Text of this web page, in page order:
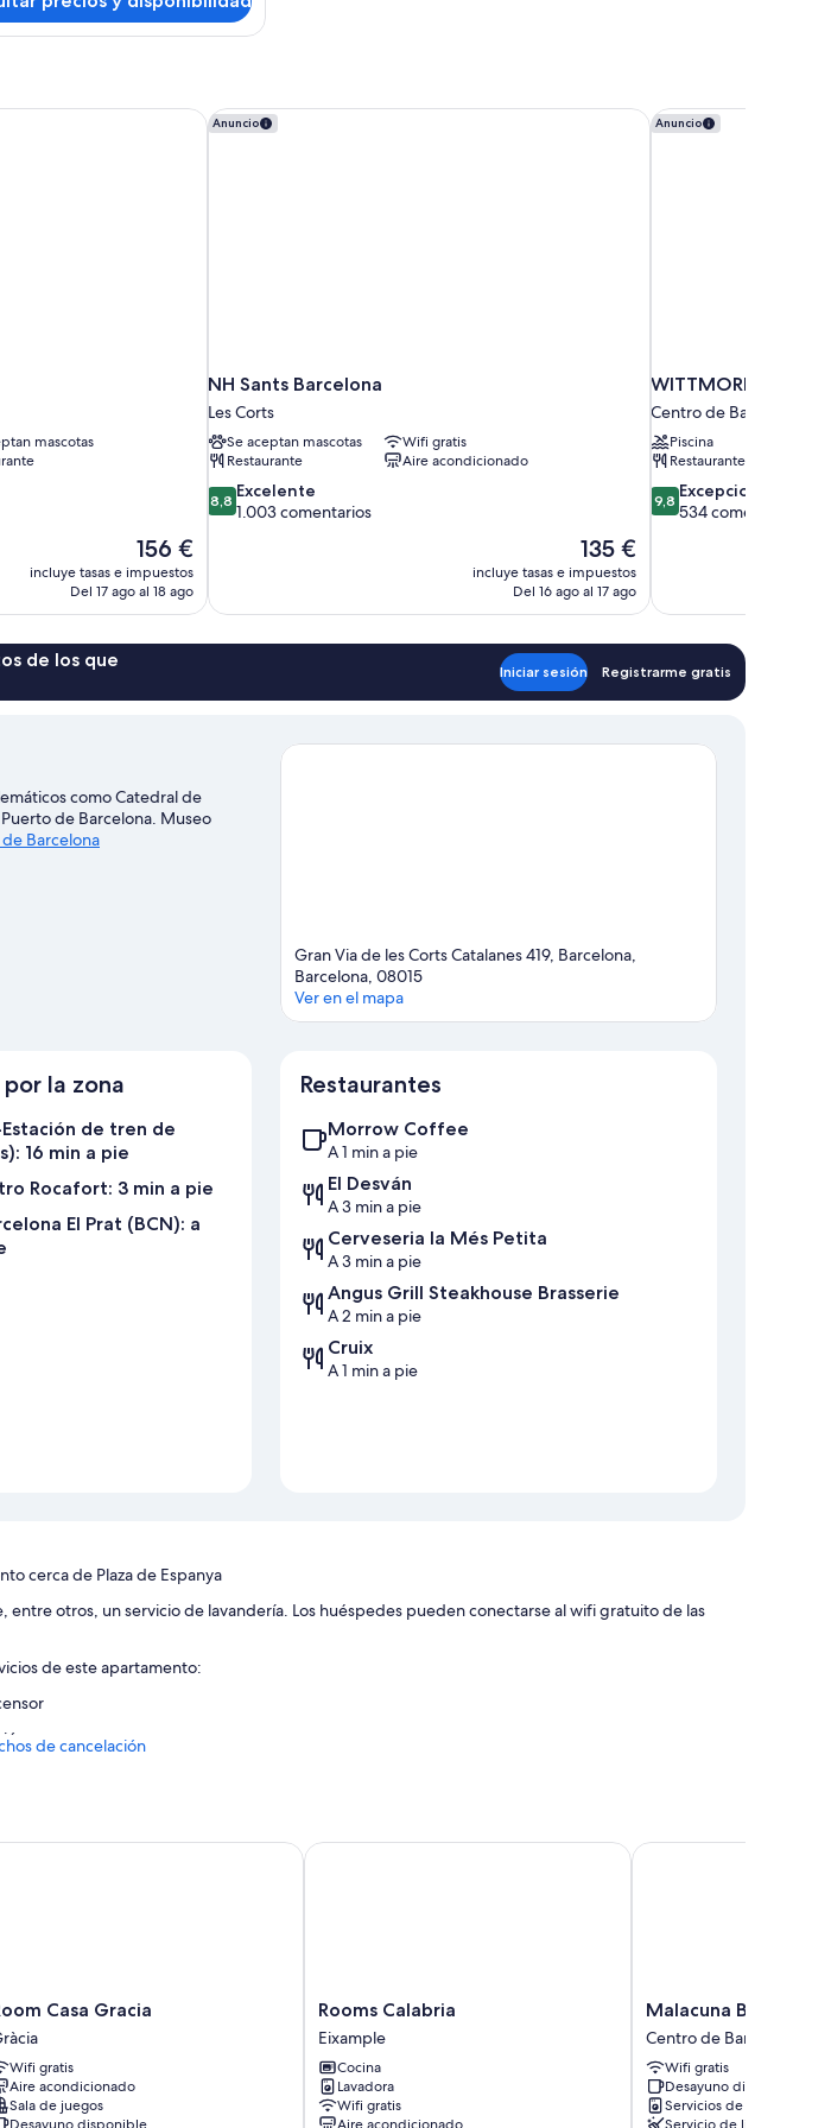
mascotas
El
precio
actual
156 €
156 €
incluye tasas e impuestos
Del 17 ago al 18 ago
Anuncio
NH Sants Barcelona
Les Corts
Se aceptan mascotas
Wifi gratis
Restaurante
Aire acondicionado
8.8
sobre
8,8 Excelente
1.003 comentarios
El
precio
actual
135 €
135 €
incluye tasas e impuestos
Del 16 ago al 17 ago
NH Sants Barcelona Anuncio
WITTMORE HOTEL
Centro de Barcelona
Piscina
Restaurante
9.8
sobre
9,8 Excepcional
534 comentarios
WITTMORE HOTEL
de los que
Iniciar sesión Registrarme gratis
como Catedral de
de Barcelona. Museo
Barcelona
Gran Via de les Corts Catalanes 419, Barcelona,
Barcelona, 08015
Ver en el mapa
la zona
de tren de
16 min a pie
Rocafort: 3 min a pie
El Prat (BCN): a
Restaurantes
Morrow Coffee
A 1 min a pie
El Desván
A 3 min a pie
Cerveseria la Més Petita
A 3 min a pie
Angus Grill Steakhouse Brasserie
A 2 min a pie
Cruix
A 1 min a pie
cerca de Plaza de Espanya
entre otros, un servicio de lavandería. Los huéspedes pueden conectarse al wifi gratuito de las
de este apartamento:
de cancelación
Casa Gracia
Wifi gratis
Aire acondicionado
Sala de juegos
Desayuno disponible
Casa Gracia
Rooms
Calabria
Eixample
Rooms Calabria
Eixample
Cocina
Lavadora
Wifi gratis
Aire acondicionado
Rooms Calabria
Malacuna
Barcelona
Centro
de
Barcelona
Malacuna Barcelona
Centro de Barcelona
Wifi gratis
Desayuno disponible
Servicios de lavandería
Servicio de limpieza
Malacuna Barcelona